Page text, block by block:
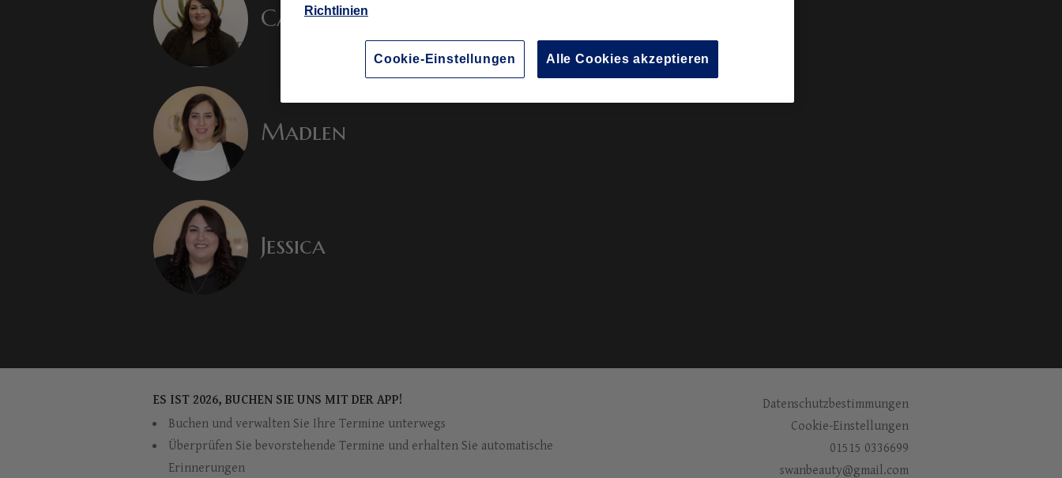
Carole
Madlen
Jessica
ES IST 2026, BUCHEN SIE UNS MIT DER APP!
Buchen und verwalten Sie Ihre Termine unterwegs
Überprüfen Sie bevorstehende Termine und erhalten Sie automatische
Erinnerungen
Datenschutzbestimmungen
Cookie-Einstellungen
01515 0336699
swanbeauty@gmail.com
Richtlinien
Cookie-Einstellungen Alle Cookies akzeptieren